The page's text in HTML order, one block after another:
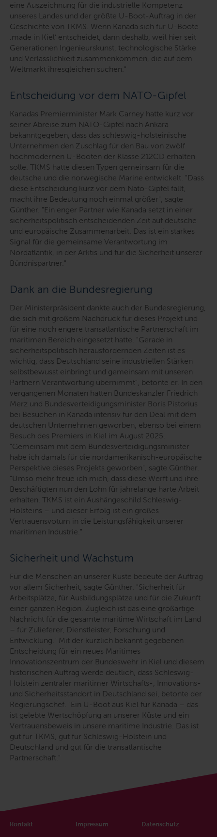
eine Auszeichnung für die industrielle Kompetenz
unseres Landes und der größte U-Boot-Auftrag in der
Geschichte von TKMS. Wenn Kanada sich für U-Boote
‚made in Kiel‘ entscheidet, dann deshalb, weil hier seit
Generationen Ingenieurskunst, technologische Stärke
und Verlässlichkeit zusammenkommen, die auf dem
Weltmarkt ihresgleichen suchen. "
Entscheidung vor dem NATO-Gipfel
Kanadas Premierminister Mark Carney hatte kurz vor
seiner Abreise zum NATO-Gipfel nach Ankara
bekanntgegeben, dass das schleswig-holsteinische
Unternehmen den Zuschlag für den Bau von zwölf
hochmodernen U-Booten der Klasse 212CD erhalten
solle. TKMS hatte diesen Typen gemeinsam für die
deutsche und die norwegische Marine entwickelt. "Dass
diese Entscheidung kurz vor dem Nato-Gipfel fällt,
macht ihre Bedeutung noch einmal größer", sagte
Günther. "Ein enger Partner wie Kanada setzt in einer
sicherheitspolitisch entscheidenden Zeit auf deutsche
und europäische Zusammenarbeit. Das ist ein starkes
Signal für die gemeinsame Verantwortung im
Nordatlantik, in der Arktis und für die Sicherheit unserer
Bündnispartner. "
Dank an die Bundesregierung
Der Ministerpräsident dankte auch der Bundesregierung,
die sich mit großem Nachdruck für dieses Projekt und
für eine noch engere transatlantische Partnerschaft im
maritimen Bereich eingesetzt hatte. "Gerade in
sicherheitspolitisch herausfordernden Zeiten ist es
wichtig, dass Deutschland seine industriellen Stärken
selbstbewusst einbringt und gemeinsam mit unseren
Partnern Verantwortung übernimmt", betonte er. In den
vergangenen Monaten hatten Bundeskanzler Friedrich
Merz und Bundesverteidigungsminister Boris Pistorius
bei Besuchen in Kanada intensiv für den Deal mit dem
deutschen Unternehmen geworben, ebenso bei einem
Besuch des Premiers in Kiel im August 2025.
"Gemeinsam mit dem Bundesverteidigungsminister
habe ich damals für die nordamerikanisch-europäische
Perspektive dieses Projekts geworben", sagte Günther.
"Umso mehr freue ich mich, dass diese Werft und ihre
Beschäftigten nun den Lohn für jahrelange harte Arbeit
erhalten. TKMS ist ein Aushängeschild Schleswig-
Holsteins – und dieser Erfolg ist ein großes
Vertrauensvotum in die Leistungsfähigkeit unserer
maritimen Industrie. "
Sicherheit und Wachstum
Für die Menschen an unserer Küste bedeute der Auftrag
vor allem Sicherheit, sagte Günther. "Sicherheit für
Arbeitsplätze, für Ausbildungsplätze und für die Zukunft
einer ganzen Region. Zugleich ist das eine großartige
Nachricht für die gesamte maritime Wirtschaft im Land
– für Zulieferer, Dienstleister, Forschung und
Entwicklung. " Mit der kürzlich bekannt gegebenen
Entscheidung für ein neues Maritimes
Innovationszentrum der Bundeswehr in Kiel und diesem
historischen Auftrag werde deutlich, dass Schleswig-
Holstein zentraler maritimer Wirtschafts-, Innovations-
und Sicherheitsstandort in Deutschland sei, betonte der
Regierungschef. "Ein U-Boot aus Kiel für Kanada – das
ist gelebte Wertschöpfung an unserer Küste und ein
Vertrauensbeweis in unsere maritime Industrie. Das ist
gut für TKMS, gut für Schleswig-Holstein und
Deutschland und gut für die transatlantische
Partnerschaft. "
Kontakt Impressum Datenschutz